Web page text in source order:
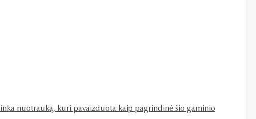
nuotrauką, kuri pavaizduota kaip pagrindinė šio gaminio